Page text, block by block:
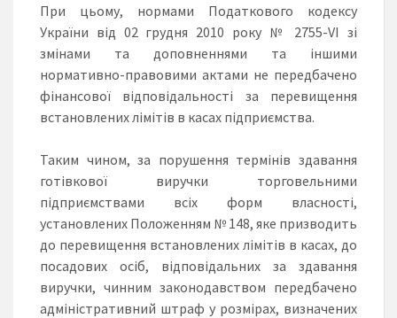
При цьому, нормами Податкового кодексу
України від 02 грудня 2010 року № 2755-VI зі
змінами та доповненнями та іншими
нормативно-правовими актами не передбачено
фінансової відповідальності за перевищення
встановлених лімітів в касах підприємства.
Таким чином, за порушення термінів здавання
готівкової виручки торговельними
підприємствами всіх форм власності,
установлених Положенням № 148, яке призводить
до перевищення встановлених лімітів в касах, до
посадових осіб, відповідальних за здавання
виручки, чинним законодавством передбачено
адміністративний штраф у розмірах, визначених